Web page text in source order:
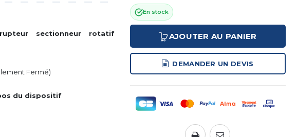
sectionneur rotatif
Fermé)
du dispositif
En stock
AJOUTER AU PANIER
DEMANDER UN DEVIS